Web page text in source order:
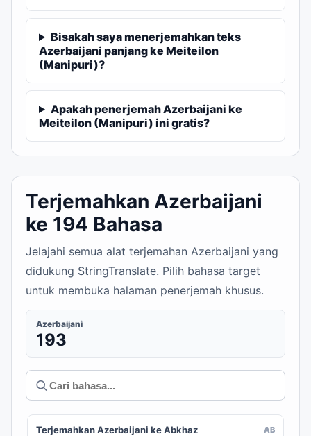
Bisakah saya menerjemahkan teks
Azerbaijani panjang ke Meiteilon
(Manipuri)?
Apakah penerjemah Azerbaijani ke
Meiteilon (Manipuri) ini gratis?
Terjemahkan Azerbaijani
ke 194 Bahasa
Jelajahi semua alat terjemahan Azerbaijani yang
didukung StringTranslate. Pilih bahasa target
untuk membuka halaman penerjemah khusus.
Azerbaijani
193
Terjemahkan Azerbaijani ke Abkhaz AB